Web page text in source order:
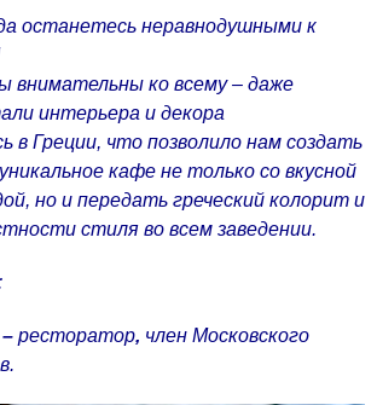
останетесь неравнодушными к
внимательны ко всему – даже
интерьера и декора
в Греции, что позволило нам создать
кафе не только со вкусной
но и передать греческий колорит и
стиля во всем заведении.
ресторатор, член Московского